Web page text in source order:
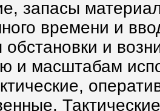
запасы
времени и
обстановки и
и масштабам